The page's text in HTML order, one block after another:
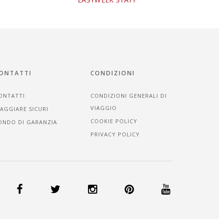
SICURI
DI GARANZIA
CONDIZIONI
CONDIZIONI GENERALI DI
VIAGGIO
COOKIE POLICY
PRIVACY POLICY